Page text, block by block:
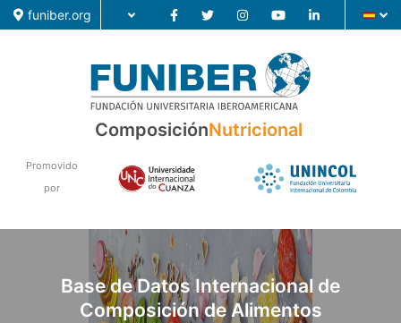
funiber.org
Investigación
ComposiciónNutricional
Promovido
por
Base de Datos Internacional de
Composición de Alimentos